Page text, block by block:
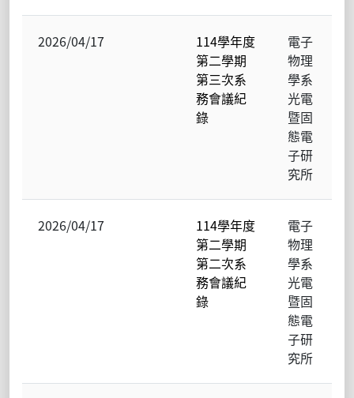
2026/04/17
114學年度
第二學期
第三次系
務會議紀
錄
電子
物理
學系
光電
暨固
態電
子研
究所
2026/04/17
114學年度
第二學期
第二次系
務會議紀
錄
電子
物理
學系
光電
暨固
態電
子研
究所